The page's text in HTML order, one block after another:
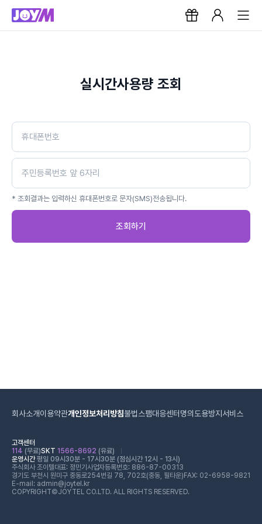
실시간사용량 조회
* 조회결과는 입력하신 휴대폰번호로 문자(SMS)전송됩니다.
조회하기
회사소개이용약관개인정보처리방침불법스팸대응센터 명의도용방지서비스
고객센터
114 (무료)SKT 1566-8692 (유료)
운영시간평일 09시30분 - 17시30분 (점심시간 12시 - 13시)
주식회사 조이텔대표: 정민기 사업자등록번호: 886-87-00313
경기도 부천시 원미구 중동로254번길 78, 702호(중동, 필타운) FAX: 02-6958-9821
E-mail: admin@joytel.kr
COPYRIGHT©JOYTEL CO.LTD. ALL RIGHTS RESERVED.